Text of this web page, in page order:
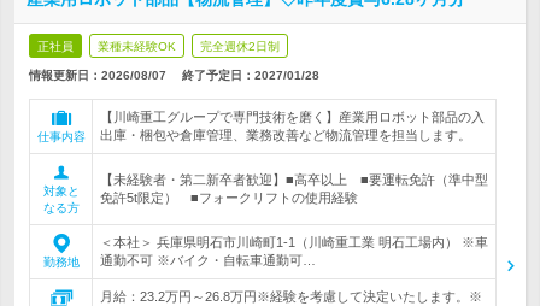
正社員 業種未経験OK 完全週休2日制
情報更新日：2026/08/07 終了予定日： 2027/01/28
仕事内容
【川崎重工グループで専門技術を磨く】産業用ロボット部品の入
出庫・梱包や倉庫管理、業務改善など物流管理を担当します。
対象と
なる方
【未経験者・第二新卒者歓迎】■高卒以上 ■要運転免許（準中型
免許5t限定） ■フォークリフトの使用経験
勤務地
＜本社＞ 兵庫県明石市川崎町1-1（川崎重工業 明石工場内） ※車
通勤不可 ※バイク・自転車通勤可…
月給：23.2万円～26.8万円※経験を考慮して決定いたします。※